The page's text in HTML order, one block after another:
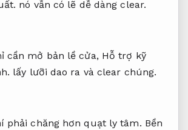
nó vẫn có lẽ dễ dàng clear.
cần mở bản lề cửa, Hỗ trợ kỹ
lấy lưỡi dao ra và clear chúng.
phải chăng hơn quạt ly tâm. Bền